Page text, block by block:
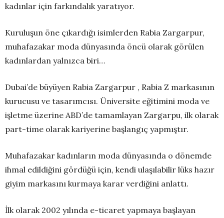
kadınlar için farkındalık yaratıyor.
Kuruluşun öne çıkardığı isimlerden Rabia Zargarpur,
muhafazakar moda dünyasında öncü olarak görülen
kadınlardan yalnızca biri…
Dubai’de büyüyen Rabia Zargarpur , Rabia Z markasının
kurucusu ve tasarımcısı. Üniversite eğitimini moda ve
işletme üzerine ABD’de tamamlayan Zargarpu, ilk olarak
part-time olarak kariyerine başlangıç yapmıştır.
Muhafazakar kadınların moda dünyasında o dönemde
ihmal edildiğini gördüğü için, kendi ulaşılabilir lüks hazır
giyim markasını kurmaya karar verdiğini anlattı.
İlk olarak 2002 yılında e-ticaret yapmaya başlayan